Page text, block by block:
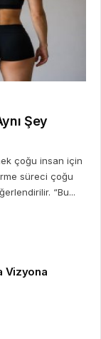
Şey
çoğu insan için
süreci çoğu
“Bu...
Vizyona